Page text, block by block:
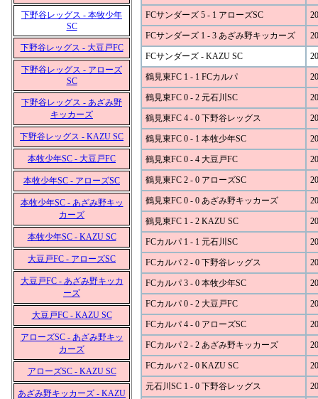
下野谷レッグス - 本牧少年
SC
下野谷レッグス - 大豆戸FC
下野谷レッグス - アローズ
SC
下野谷レッグス - あざみ野
キッカーズ
下野谷レッグス - KAZU SC
本牧少年SC - 大豆戸FC
本牧少年SC - アローズSC
本牧少年SC - あざみ野キッ
カーズ
本牧少年SC - KAZU SC
大豆戸FC - アローズSC
大豆戸FC - あざみ野キッカ
ーズ
大豆戸FC - KAZU SC
アローズSC - あざみ野キッ
カーズ
アローズSC - KAZU SC
あざみ野キッカーズ - KAZU
FCサンダーズ 5 - 1 アローズSC
FCサンダーズ 1 - 3 あざみ野キッカーズ
FCサンダーズ - KAZU SC
鶴見東FC 1 - 1 FCカルパ
鶴見東FC 0 - 2 元石川SC
鶴見東FC 4 - 0 下野谷レッグス
鶴見東FC 0 - 1 本牧少年SC
鶴見東FC 0 - 4 大豆戸FC
鶴見東FC 2 - 0 アローズSC
鶴見東FC 0 - 0 あざみ野キッカーズ
鶴見東FC 1 - 2 KAZU SC
FCカルパ 1 - 1 元石川SC
FCカルパ 2 - 0 下野谷レッグス
FCカルパ 3 - 0 本牧少年SC
FCカルパ 0 - 2 大豆戸FC
FCカルパ 4 - 0 アローズSC
FCカルパ 2 - 2 あざみ野キッカーズ
FCカルパ 2 - 0 KAZU SC
元石川SC 1 - 0 下野谷レッグス